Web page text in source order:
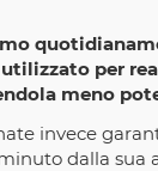
per
meno
invece
dalla sua